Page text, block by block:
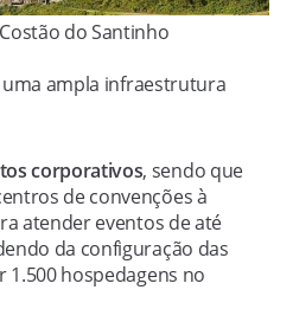
do Santinho
ampla infraestrutura
corporativos, sendo que
de convenções à
atender eventos de até
da configuração das
1.500 hospedagens no